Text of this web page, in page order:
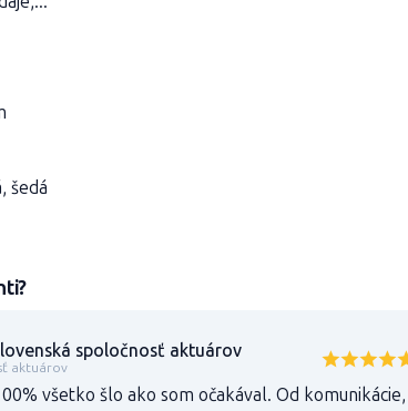
šedá
spoločnosť aktuárov
aktuárov
všetko šlo ako som očakával. Od komunikácie,